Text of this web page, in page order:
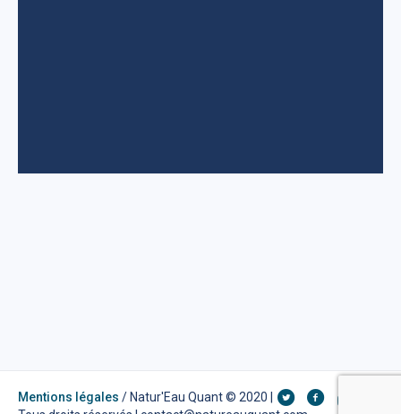
Mentions légales / Natur'Eau Quant © 2020 |